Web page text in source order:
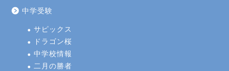
中学受験
サピックス
ドラゴン桜
中学校情報
二月の勝者